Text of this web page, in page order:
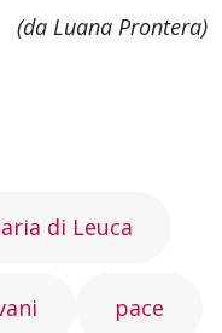
(da Luana Prontera)
di Leuca
pace